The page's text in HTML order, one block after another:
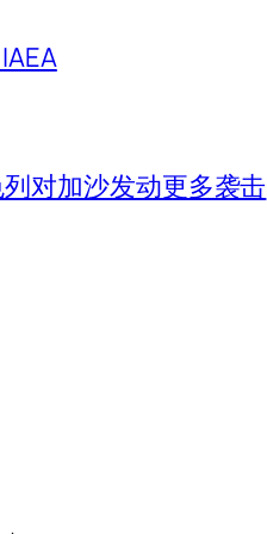
对加沙发动更多袭击